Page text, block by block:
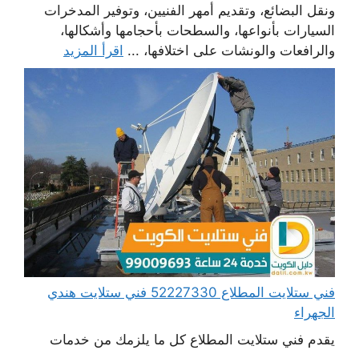
ونقل البضائع، وتقديم أمهر الفنيين، وتوفير المدخرات
السيارات بأنواعها، والسطحات بأحجامها وأشكالها،
والرافعات والونشات على اختلافها، ... اقرأ المزيد
فني ستلايت المطلاع 52227330 فني ستلايت هندي
الجهراء
يقدم فني ستلايت المطلاع كل ما يلزمك من خدمات